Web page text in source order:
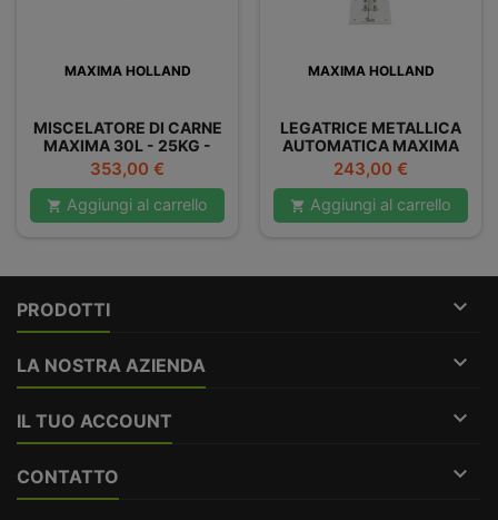
MAXIMA HOLLAND
MISCELATORE DI CARNE
MAXIMA 30L - 25KG -
DOPPIO
Prezzo
353,00 €
 Aggiungi al carrello
MAXIMA HOLLAND
LEGATRICE METALLICA
AUTOMATICA MAXIMA
Prezzo
243,00 €
 Aggiungi al carrello
PRODOTTI 
LA NOSTRA AZIENDA 
IL TUO ACCOUNT 
CONTATTO 